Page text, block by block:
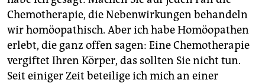
Chemotherapie, die Nebenwirkungen behandeln
wir homöopathisch. Aber ich habe Homöopathen
erlebt, die ganz offen sagen: Eine Chemotherapie
vergiftet Ihren Körper, das sollten Sie nicht tun.
Seit einiger Zeit beteilige ich mich an einer